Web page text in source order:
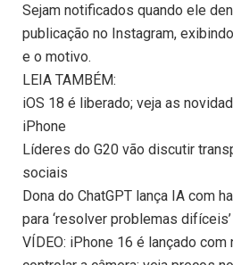
Sejam notificados quando ele
publicação no Instagram,
e o motivo.
LEIA TAMBÉM:
iOS 18 é liberado; veja as
iPhone
Líderes do G20 vão discutir
sociais
Dona do ChatGPT lança IA com
para ‘resolver problemas difíceis’
VÍDEO: iPhone 16 é lançado com